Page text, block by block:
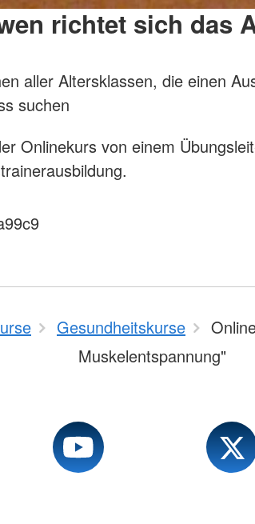
richtet sich das
aller Altersklassen, die einen
suchen
Onlinekurs von einem
Gesundheitskurse
Muskelentspannung"